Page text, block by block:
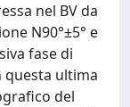
nel BV da
N90°±5° e
fase di
questa ultima
del